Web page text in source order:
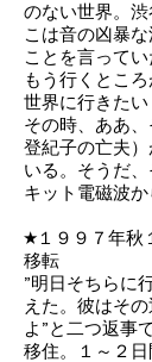
のない世界。
こは音の凶暴
ことを言ってい
もう行くとこ
世界に行きたい
その時、ああ
登紀子の亡夫
いる。そうだ、
キット電磁波か
★１９９７年秋
移転
”明日そちらに
えた。彼はそ
よ”と二つ返事
移住。１～２